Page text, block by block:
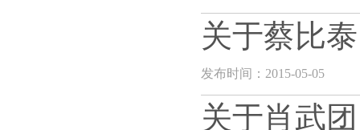
关于蔡比
发布时间：2015-05-05
关于肖武